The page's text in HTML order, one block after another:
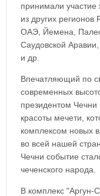
принимали участие
из других регионов
ОАЭ, Йемена,
Саудовской
и др.
Впечатляющий по
современных
президентом
красоты мечети,
комплексом новых
во всей нашей
Чечни событие
чеченского народа.
В комплекс "Аргун-